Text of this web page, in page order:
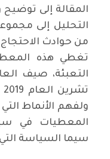
المقالة إلى
التحليل إلى
من حوادث
تغطي هذه
ولفهم الأنماط
المعطيات في
سيما السياسة